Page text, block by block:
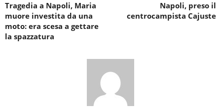
Tragedia a Napoli, Maria
muore investita da una
moto: era scesa a gettare
la spazzatura
Napoli, preso il
centrocampista Cajuste